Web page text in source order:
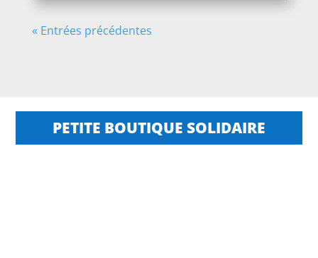
« Entrées précédentes
PETITE BOUTIQUE SOLIDAIRE